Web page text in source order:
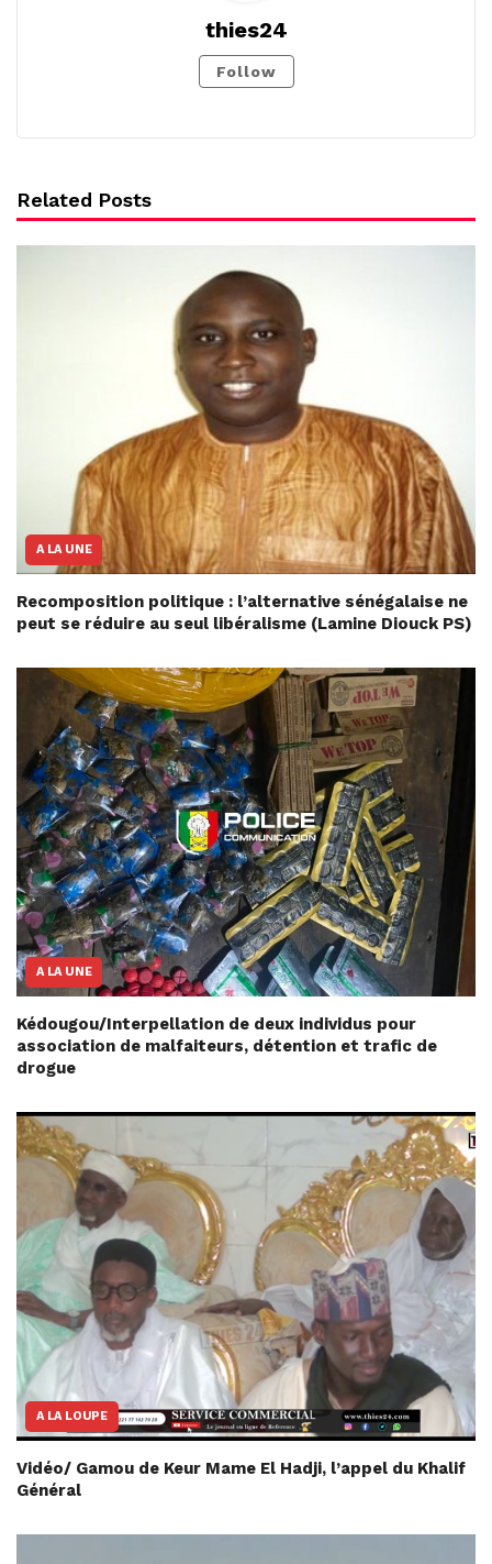
thies24
Follow
Related Posts
A LA UNE
Recomposition politique : l’alternative sénégalaise ne
peut se réduire au seul libéralisme (Lamine Diouck PS)
A LA UNE
Kédougou/Interpellation de deux individus pour
association de malfaiteurs, détention et trafic de
drogue
A LA LOUPE
Vidéo/ Gamou de Keur Mame El Hadji, l’appel du Khalif
Général